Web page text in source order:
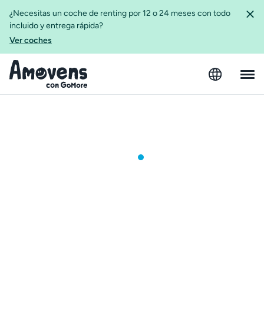
¿Necesitas un coche de renting por 12 o 24 meses con todo
incluido y entrega rápida?
Ver coches